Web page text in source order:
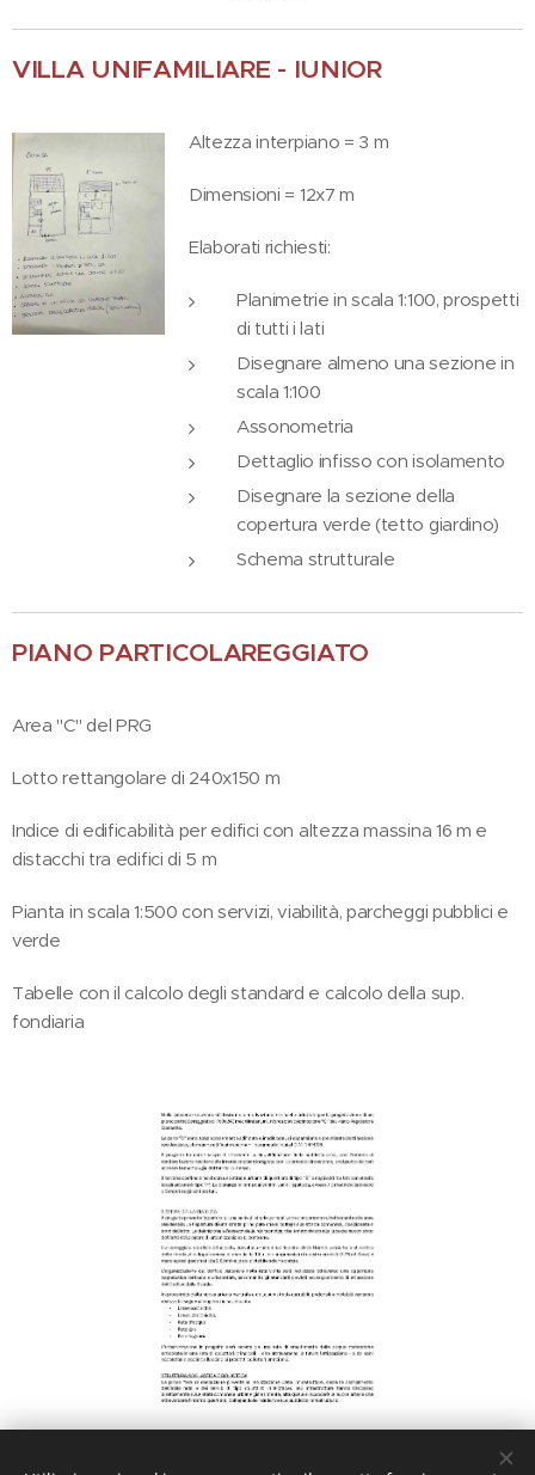
VILLA UNIFAMILIARE - IUNIOR
Altezza interpiano = 3 m
Dimensioni = 12x7 m
Elaborati richiesti:
Planimetrie in scala 1:100, prospetti
di tutti i lati
Disegnare almeno una sezione in
scala 1:100
Assonometria
Dettaglio infisso con isolamento
Disegnare la sezione della
copertura verde (tetto giardino)
Schema strutturale
PIANO PARTICOLAREGGIATO
Area "C" del PRG
Lotto rettangolare di 240x150 m
Indice di edificabilità per edifici con altezza massina 16 m e
distacchi tra edifici di 5 m
Pianta in scala 1:500 con servizi, viabilità, parcheggi pubblici e
verde
Tabelle con il calcolo degli standard e calcolo della sup.
fondiaria